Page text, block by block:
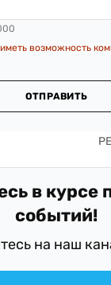
возможность
ОТПРАВИТЬ
в курсе
событий!
на наш